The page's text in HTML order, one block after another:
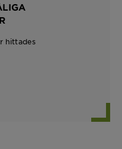
hittades